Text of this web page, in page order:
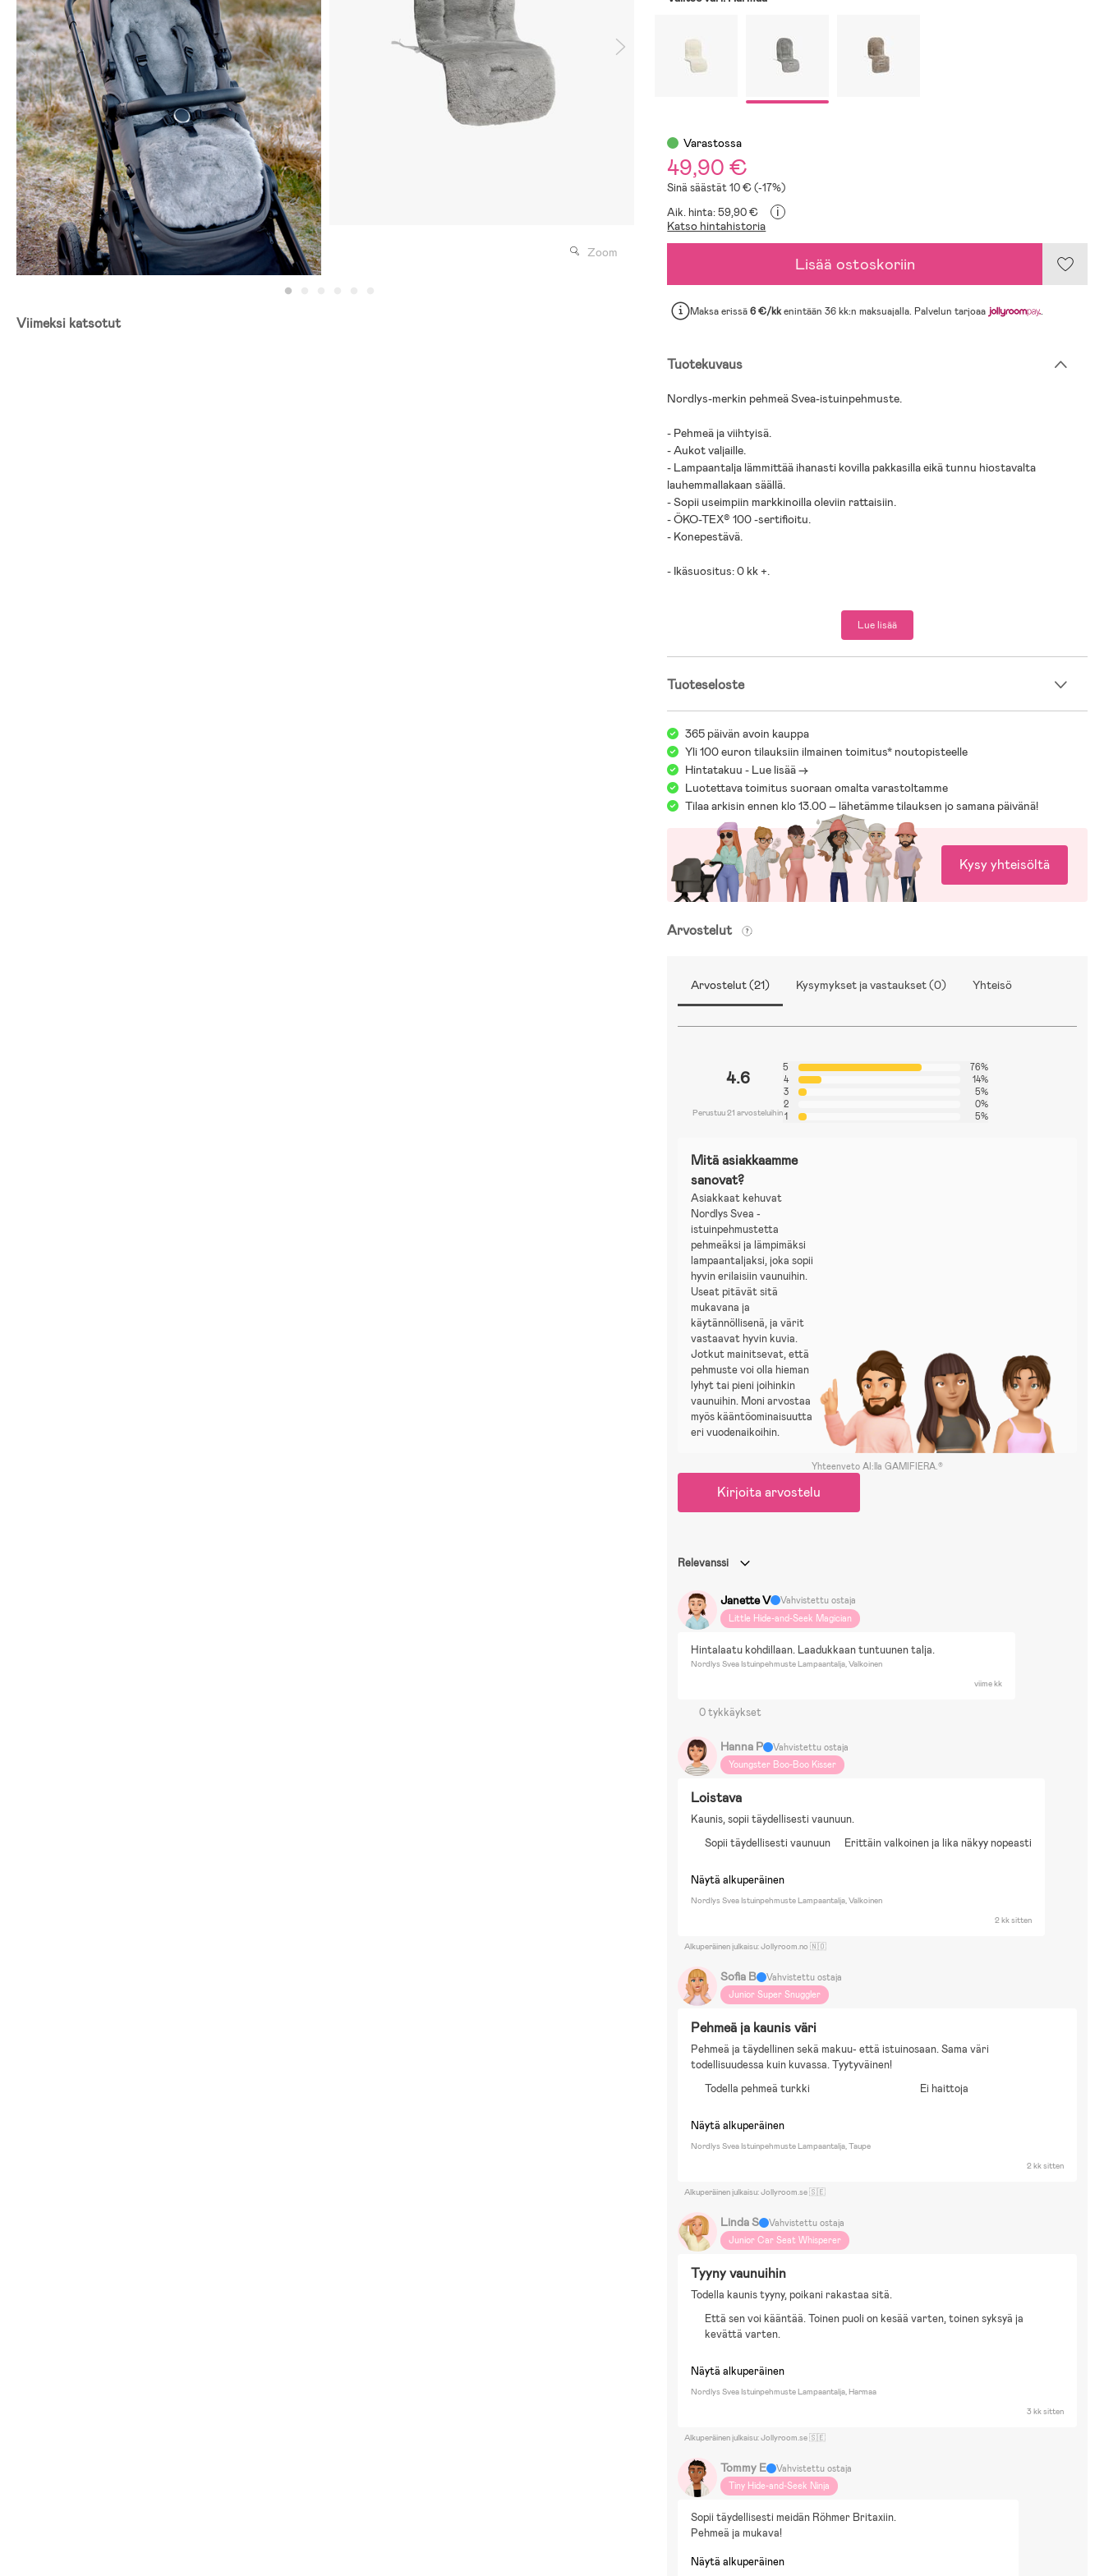
Zoom
Viimeksi katsotut
Varastossa
49,90 €
Sinä säästät 10 € (-17%)
Aik. hinta: 59,90 €
i
Katso hintahistoria
Lisää ostoskoriin
Maksa erissä6 €/kkenintään 36 kk:n maksuajalla. Palvelun tarjoaa .
Tuotekuvaus
Nordlys-merkin pehmeä Svea-istuinpehmuste.
- Pehmeä ja viihtyisä.
- Aukot valjaille.
- Lampaantalja lämmittää ihanasti kovilla pakkasilla eikä tunnu hiostavalta
lauhemmallakaan säällä.
- Sopii useimpiin markkinoilla oleviin rattaisiin.
- ÖKO-TEX® 100 -sertifioitu.
- Konepestävä.
- Ikäsuositus: 0 kk +.
Lue lisää
Tuoteseloste
365 päivän avoin kauppa
Yli 100 euron tilauksiin ilmainen toimitus* noutopisteelle
Hintatakuu - Lue lisää ->
Luotettava toimitus suoraan omalta varastoltamme
Tilaa arkisin ennen klo 13.00 – lähetämme tilauksen jo samana päivänä!
Kysy yhteisöltä
Arvostelut
Arvostelut (21) Kysymykset ja vastaukset (0) Yhteisö
4.6
Perustuu 21 arvosteluihin
5
76%
4
14%
3
5%
2
0%
1
5%
Mitä asiakkaamme
sanovat?
Asiakkaat kehuvat
Nordlys Svea -
istuinpehmustetta
pehmeäksi ja lämpimäksi
lampaantaljaksi, joka sopii
hyvin erilaisiin vaunuihin.
Useat pitävät sitä
mukavana ja
käytännöllisenä, ja värit
vastaavat hyvin kuvia.
Jotkut mainitsevat, että
pehmuste voi olla hieman
lyhyt tai pieni joihinkin
vaunuihin. Moni arvostaa
myös kääntöominaisuutta
eri vuodenaikoihin.
Yhteenveto AI:lla GAMIFIERA.®
Kirjoita arvostelu
Relevanssi
Janette V
Vahvistettu ostaja
Little Hide-and-Seek Magician
Hintalaatu kohdillaan. Laadukkaan tuntuunen talja.
Nordlys Svea Istuinpehmuste Lampaantalja, Valkoinen
viime kk
0 tykkäykset
Hanna P
Vahvistettu ostaja
Youngster Boo-Boo Kisser
Loistava
Kaunis, sopii täydellisesti vaunuun.
Sopii täydellisesti vaunuun
Erittäin valkoinen ja lika näkyy nopeasti
Näytä alkuperäinen
Nordlys Svea Istuinpehmuste Lampaantalja, Valkoinen
2 kk sitten
Alkuperäinen julkaisu: Jollyroom.no 🇳🇴
Sofia B
Vahvistettu ostaja
Junior Super Snuggler
Pehmeä ja kaunis väri
Pehmeä ja täydellinen sekä makuu- että istuinosaan. Sama väri
todellisuudessa kuin kuvassa. Tyytyväinen!
Todella pehmeä turkki
Ei haittoja
Näytä alkuperäinen
Nordlys Svea Istuinpehmuste Lampaantalja, Taupe
2 kk sitten
Alkuperäinen julkaisu: Jollyroom.se 🇸🇪
Linda S
Vahvistettu ostaja
Junior Car Seat Whisperer
Tyyny vaunuihin
Todella kaunis tyyny, poikani rakastaa sitä.
Että sen voi kääntää. Toinen puoli on kesää varten, toinen syksyä ja
kevättä varten.
Näytä alkuperäinen
Nordlys Svea Istuinpehmuste Lampaantalja, Harmaa
3 kk sitten
Alkuperäinen julkaisu: Jollyroom.se 🇸🇪
Tommy E
Vahvistettu ostaja
Tiny Hide-and-Seek Ninja
Sopii täydellisesti meidän Röhmer Britaxiin.
Pehmeä ja mukava!
Näytä alkuperäinen